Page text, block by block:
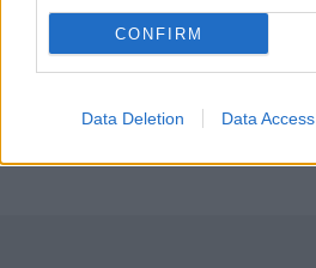
CONFIRM
Data Deletion Data Access